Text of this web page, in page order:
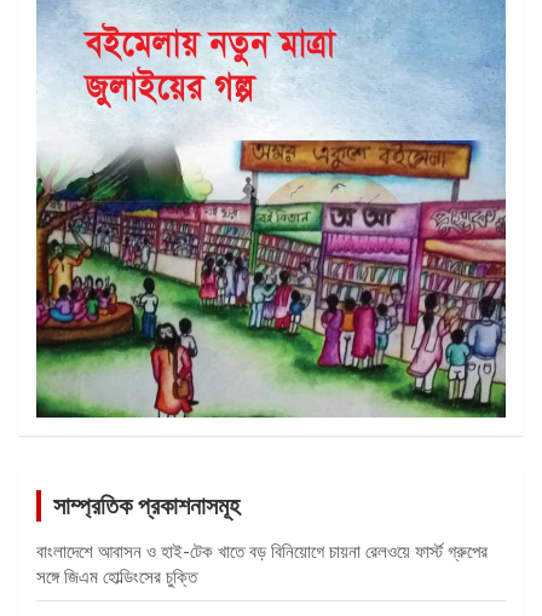
সাম্প্রতিক প্রকাশনাসমূহ
বাংলাদেশে আবাসন ও হাই-টেক খাতে বড় বিনিয়োগে চায়না রেলওয়ে ফার্স্ট গ্রুপের
সঙ্গে জিএম হোল্ডিংসের চুক্তি